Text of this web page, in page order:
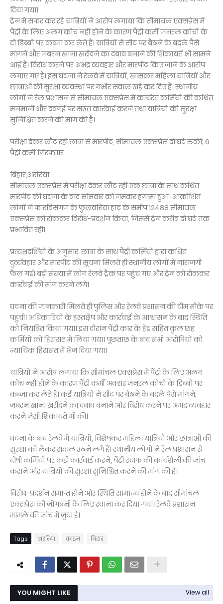
दिया गया।
ट्रेन में सफर कर रहे यात्रियों ने आरोप लगाया कि सीमांचल एक्सप्रेस में
पैंट्री के लिए अलग कोच नहीं होने के कारण पैंट्री कर्मी जनरल कोचों के
दो डिब्बों पर कब्जा कर लेते हैं। यात्रियों से सीट पर बैठने के बदले पैसे
मांगने और जबरन खाना खरीदने का दबाव बनाने की शिकायतें भी सामने
आई हैं। विरोध करने पर अभद्र व्यवहार और मारपीट किए जाने के आरोप
लगाए गए हैं। इस घटना ने रेलवे में यात्रियों, खासकर महिला यात्रियों और
छात्राओं की सुरक्षा व्यवस्था पर गंभीर सवाल खड़े कर दिए हैं। स्थानीय
लोगों ने रेल प्रशासन से सीमांचल एक्सप्रेस में कार्यरत कर्मियों की कथित
मनमानी और दबंगई पर सख्त कार्रवाई करने तथा यात्रियों की सुरक्षा
सुनिश्चित करने की मांग की है।
परीक्षा देकर लौट रही छात्रा से मारपीट, सीमांचल एक्सप्रेस दो घंटे रुकी; 6
पैंट्री कर्मी गिरफ्तार
बिहार,अररिया
सीमांचल एक्सप्रेस में परीक्षा देकर लौट रही एक छात्रा के साथ कथित
मारपीट की घटना के बाद सोमवार को जमकर हंगामा हुआ। आक्रोशित
लोगों ने फारबिसगंज के फुलवरिया हाट के समीप 12488 सीमांचल
एक्सप्रेस को रोककर विरोध-प्रदर्शन किया, जिससे ट्रेन करीब दो घंटे तक
प्रभावित रही।
प्रत्यक्षदर्शियों के अनुसार, छात्रा के साथ पैंट्री कर्मियों द्वारा कथित
दुर्व्यवहार और मारपीट की सूचना मिलते ही स्थानीय लोगों में नाराजगी
फैल गई। बड़ी संख्या में लोग रेलवे ट्रैक पर पहुंच गए और ट्रेन को रोककर
कार्रवाई की मांग करने लगे।
घटना की जानकारी मिलते ही पुलिस और रेलवे प्रशासन की टीम मौके पर
पहुंची। अधिकारियों के हस्तक्षेप और कार्रवाई के आश्वासन के बाद स्थिति
को नियंत्रित किया गया। इस दौरान पैंट्री कार के हेड सहित कुल छह
कर्मियों को हिरासत में लिया गया। पूछताछ के बाद सभी आरोपियों को
न्यायिक हिरासत में भेज दिया गया।
यात्रियों ने आरोप लगाया कि सीमांचल एक्सप्रेस में पैंट्री के लिए अलग
कोच नहीं होने के कारण पैंट्री कर्मी अक्सर जनरल कोचों के डिब्बों पर
कब्जा कर लेते हैं। कई यात्रियों ने सीट पर बैठने के बदले पैसे मांगने,
जबरन खाना खरीदने का दबाव बनाने और विरोध करने पर अभद्र व्यवहार
करने जैसी शिकायतें भी कीं।
घटना के बाद रेलवे में यात्रियों, विशेषकर महिला यात्रियों और छात्राओं की
सुरक्षा को लेकर सवाल उठने लगे हैं। स्थानीय लोगों ने रेल प्रशासन से
दोषी कर्मियों पर कड़ी कार्रवाई करने, पैंट्री स्टाफ की कार्यशैली की जांच
कराने और यात्रियों की सुरक्षा सुनिश्चित करने की मांग की है।
विरोध-प्रदर्शन समाप्त होने और स्थिति सामान्य होने के बाद सीमांचल
एक्सप्रेस को जोगबनी के लिए रवाना कर दिया गया। रेलवे प्रशासन
मामले की जांच में जुटा है।
Tags अररिया क्राइम बिहार
YOU MIGHT LIKE View all